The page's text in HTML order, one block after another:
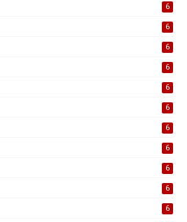
6
6
6
6
6
6
6
6
6
6
6